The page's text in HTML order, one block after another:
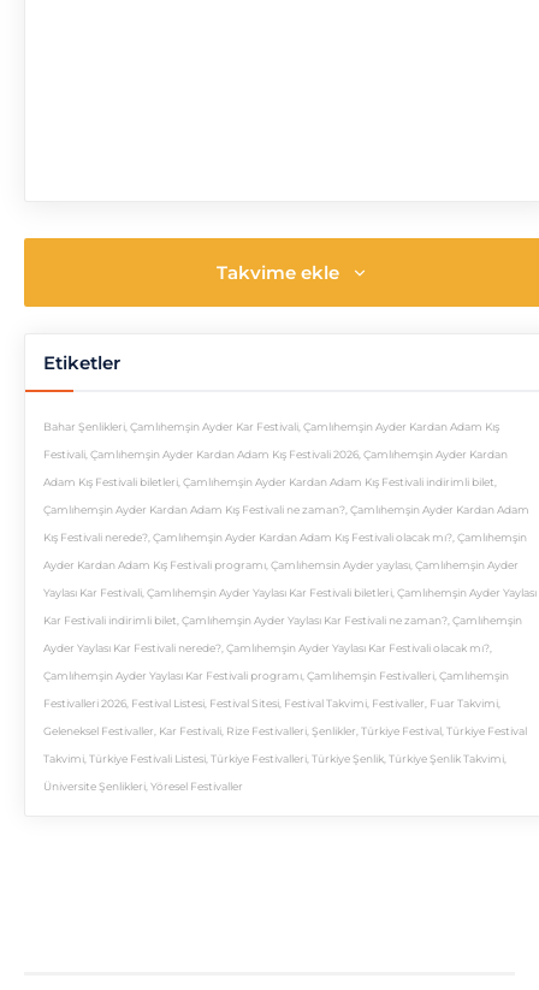
Takvime ekle
Etiketler
Bahar Şenlikleri, Çamlıhemşin Ayder Kar Festivali, Çamlıhemşin Ayder Kardan Adam Kış
Festivali, Çamlıhemşin Ayder Kardan Adam Kış Festivali 2026, Çamlıhemşin Ayder Kardan
Adam Kış Festivali biletleri, Çamlıhemşin Ayder Kardan Adam Kış Festivali indirimli bilet,
Çamlıhemşin Ayder Kardan Adam Kış Festivali ne zaman?, Çamlıhemşin Ayder Kardan Adam
Kış Festivali nerede?, Çamlıhemşin Ayder Kardan Adam Kış Festivali olacak mı?, Çamlıhemşin
Ayder Kardan Adam Kış Festivali programı, Çamlıhemsin Ayder yaylası, Çamlıhemşin Ayder
Yaylası Kar Festivali, Çamlıhemşin Ayder Yaylası Kar Festivali biletleri, Çamlıhemşin Ayder Yaylası
Kar Festivali indirimli bilet, Çamlıhemşin Ayder Yaylası Kar Festivali ne zaman?, Çamlıhemşin
Ayder Yaylası Kar Festivali nerede?, Çamlıhemşin Ayder Yaylası Kar Festivali olacak mı?,
Çamlıhemşin Ayder Yaylası Kar Festivali programı, Çamlıhemşin Festivalleri, Çamlıhemşin
Festivalleri 2026, Festival Listesi, Festival Sitesi, Festival Takvimi, Festivaller, Fuar Takvimi,
Geleneksel Festivaller, Kar Festivali, Rize Festivalleri, Şenlikler, Türkiye Festival , Türkiye Festival
Takvimi, Türkiye Festivali Listesi, Türkiye Festivalleri, Türkiye Şenlik, Türkiye Şenlik Takvimi,
Üniversite Şenlikleri, Yöresel Festivaller